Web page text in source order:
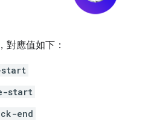
對應值如下：
start
end